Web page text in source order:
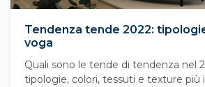
Tendenza tende 2022:
voga
Quali sono le tende di tendenza nel
tipologie, colori, tessuti e texture più